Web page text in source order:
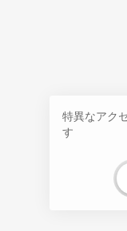
特異なアク
す